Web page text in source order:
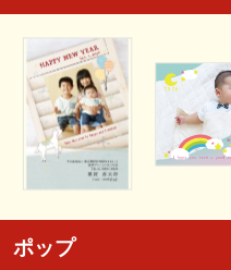
ポップ